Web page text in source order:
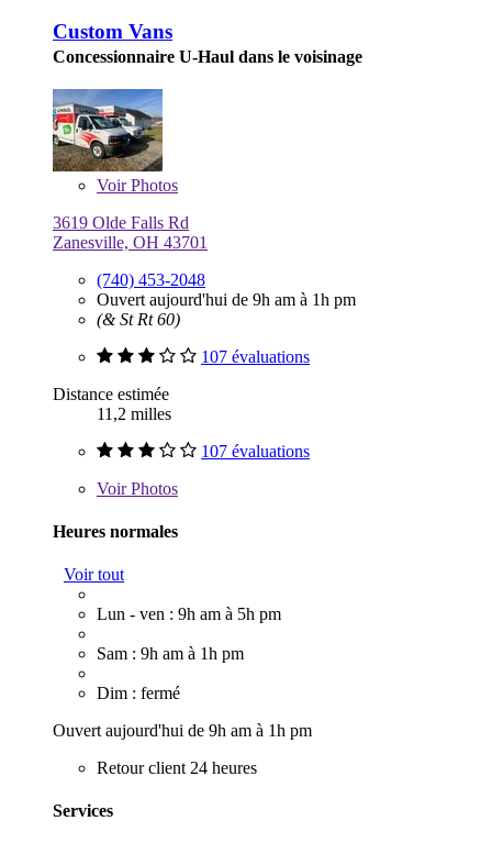
Custom Vans
Concessionnaire U-Haul dans le voisinage
VoirPhotos
3619 Olde Falls Rd
Zanesville, OH 43701
(740) 453-2048
Ouvert aujourd'hui de 9h am à 1h pm
(& St Rt 60)
107 évaluations
Distance estimée
11,2 milles
107 évaluations
VoirPhotos
Heures normales
Voir tout
Lun - ven : 9h am à 5h pm
Sam : 9h am à 1h pm
Dim : fermé
Ouvert aujourd'hui de 9h am à 1h pm
Retour client 24 heures
Services